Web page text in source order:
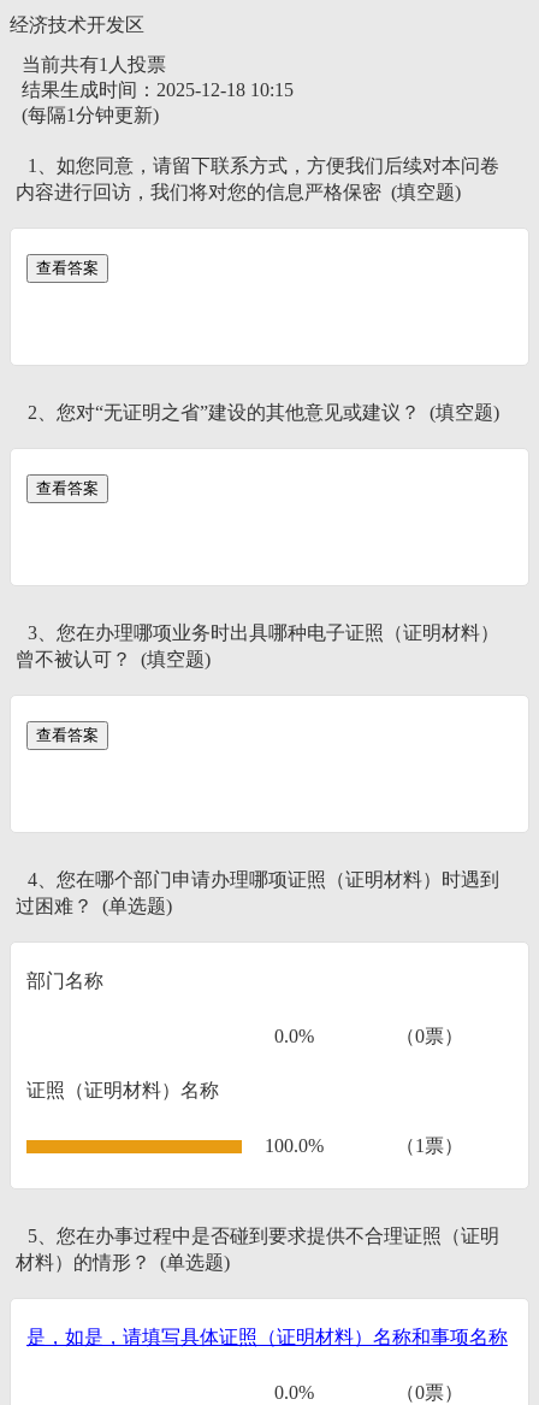
经济技术开发区
当前共有1人投票
结果生成时间：2025-12-18 10:15
(每隔1分钟更新)
1、如您同意，请留下联系方式，方便我们后续对本问卷
内容进行回访，我们将对您的信息严格保密 (填空题)
2、您对“无证明之省”建设的其他意见或建议？ (填空题)
3、您在办理哪项业务时出具哪种电子证照（证明材料）
曾不被认可？ (填空题)
4、您在哪个部门申请办理哪项证照（证明材料）时遇到
过困难？ (单选题)
部门名称
0.0% （0票）
证照（证明材料）名称
100.0% （1票）
5、您在办事过程中是否碰到要求提供不合理证照（证明
材料）的情形？ (单选题)
是，如是，请填写具体证照（证明材料）名称和事项名称
0.0% （0票）